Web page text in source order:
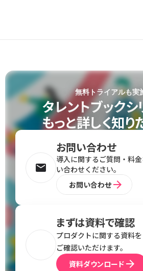
無料トライアルも実
タレントブックシ
もっと詳しく知
email
お問い合わせ
導⼊に関するご質問‧料
い合わせください。
お問い合わせarrow_forward
まずは資料で確認
プロダクトに関する資料を
ご確認いただけます。
資料ダウンロード arrow_forward